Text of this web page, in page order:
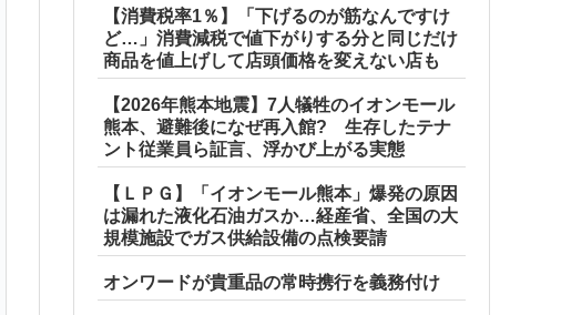
【消費税率1％】「下げるのが筋なんですけ
ど…」消費減税で値下がりする分と同じだけ
商品を値上げして店頭価格を変えない店も
【2026年熊本地震】7人犠牲のイオンモール
熊本、避難後になぜ再入館? 生存したテナ
ント従業員ら証言、浮かび上がる実態
【ＬＰＧ】「イオンモール熊本」爆発の原因
は漏れた液化石油ガスか…経産省、全国の大
規模施設でガス供給設備の点検要請
オンワードが貴重品の常時携行を義務付け